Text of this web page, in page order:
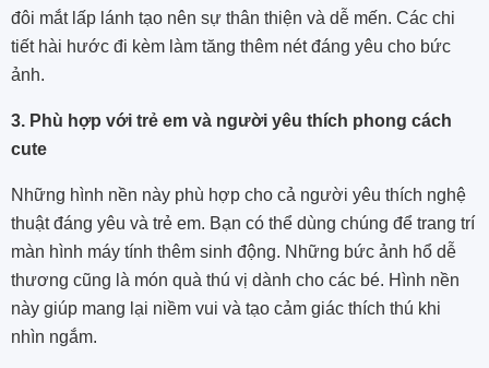
đôi mắt lấp lánh tạo nên sự thân thiện và dễ mến. Các chi
tiết hài hước đi kèm làm tăng thêm nét đáng yêu cho bức
ảnh.
3. Phù hợp với trẻ em và người yêu thích phong cách
cute
Những hình nền này phù hợp cho cả người yêu thích nghệ
thuật đáng yêu và trẻ em. Bạn có thể dùng chúng để trang trí
màn hình máy tính thêm sinh động. Những bức ảnh hổ dễ
thương cũng là món quà thú vị dành cho các bé. Hình nền
này giúp mang lại niềm vui và tạo cảm giác thích thú khi
nhìn ngắm.